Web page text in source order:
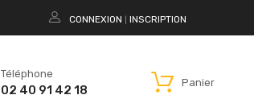
CONNEXION INSCRIPTION
Téléphone
02 40 91 42 18
Panier